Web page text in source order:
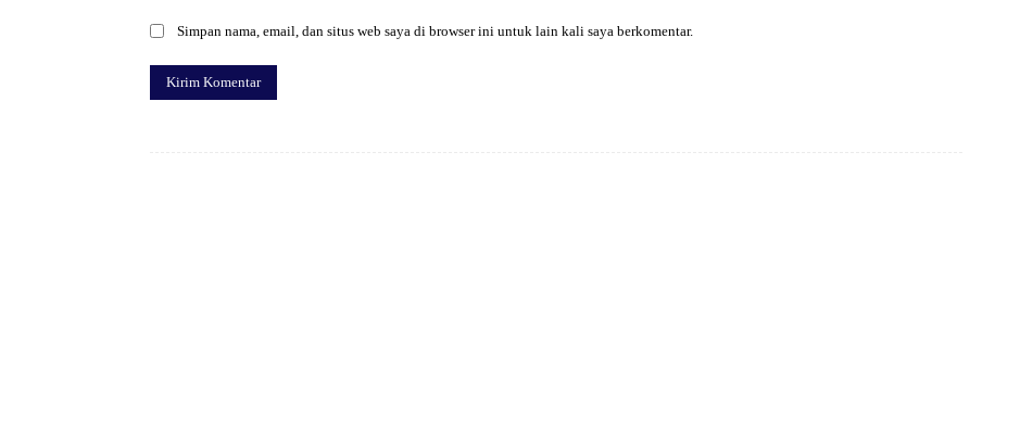
Simpan nama, email, dan situs web saya di browser ini untuk lain kali saya berkomentar.